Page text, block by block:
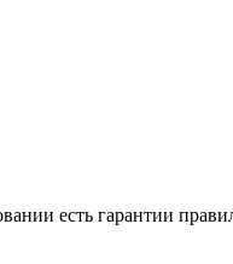
есть гарантии